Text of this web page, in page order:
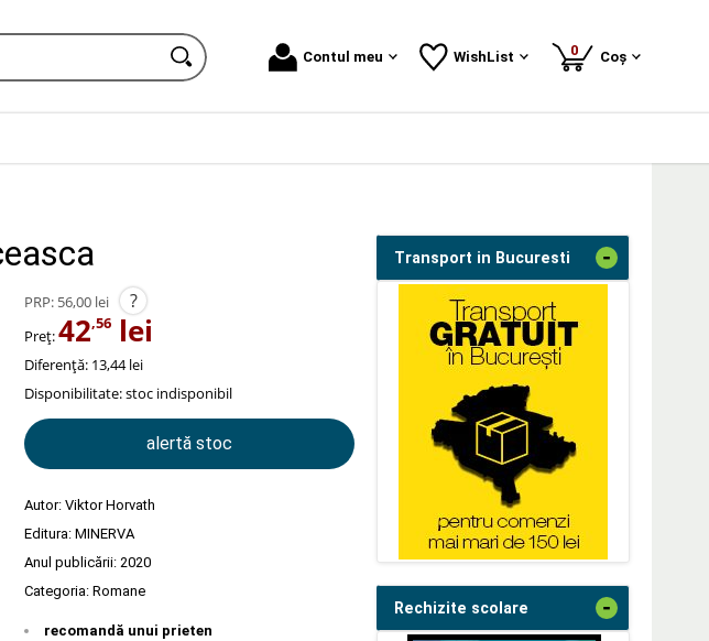
Contul meu WishList 0produse
Coș
PRP: 56,00 lei ?
Preț:42,56 lei
Diferență: 13,44 lei
Disponibilitate:stoc indisponibil
alertă stoc
Autor: Viktor Horvath
Editura: MINERVA
Anul publicării: 2020
Categoria: Romane
recomandă unui prieten
Transport in Bucuresti -
Rechizite scolare -